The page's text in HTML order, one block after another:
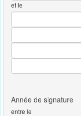
et le
entre le